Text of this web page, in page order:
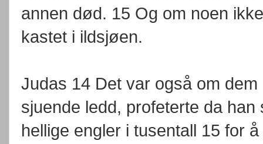
annen død. 15 Og om noen
kastet i ildsjøen.
Judas 14 Det var også om
sjuende ledd, profeterte da
hellige engler i tusentall 15 for